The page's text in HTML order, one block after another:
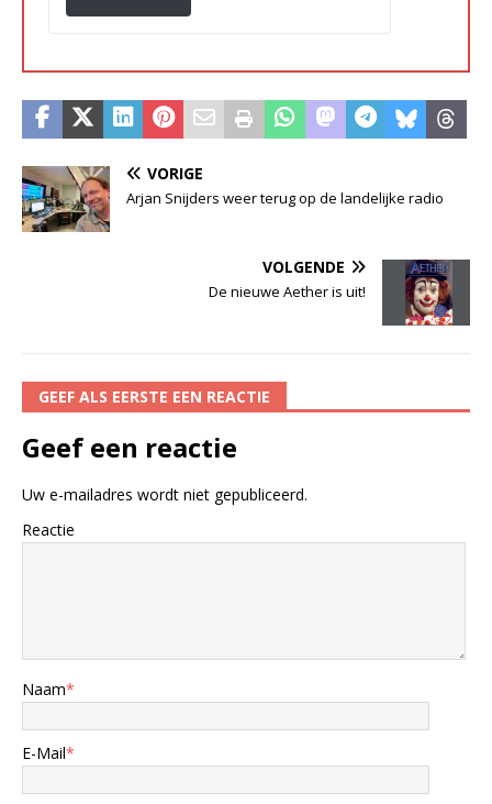
VORIGE
Arjan Snijders weer terug op de landelijke radio
VOLGENDE
De nieuwe Aether is uit!
GEEF ALS EERSTE EEN REACTIE
Geef een reactie
Uw e-mailadres wordt niet gepubliceerd.
Reactie
Naam*
E-Mail*